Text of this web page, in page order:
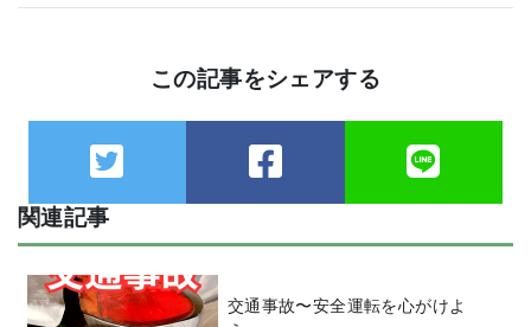
この記事をシェアする
関連記事
交通事故〜安全運転を心がけよ